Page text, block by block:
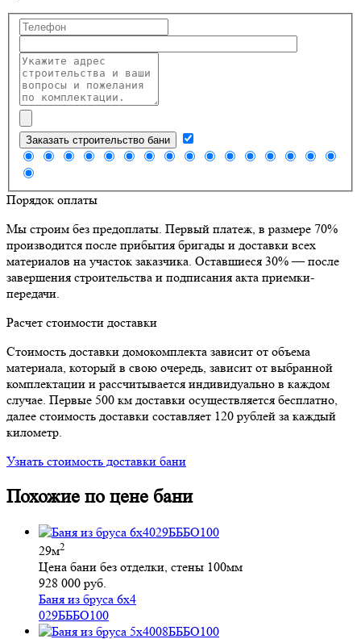
Заказать строительство бани
Порядок оплаты
Мы строим без предоплаты. Первый платеж, в размере 70%
производится после прибытия бригады и доставки всех
материалов на участок заказчика. Оставшиеся 30% — после
завершения строительства и подписания акта приемки-
передачи.
Расчет стоимости доставки
Стоимость доставки домокомплекта зависит от объема
материала, который в свою очередь, зависит от выбранной
комплектации и рассчитывается индивидуально в каждом
случае. Первые 500 км доставки осуществляется бесплатно,
далее стоимость доставки составляет 120 рублей за каждый
километр.
Узнать стоимость доставки бани
Похожие по цене бани
29м2
Цена бани без отделки, стены 100мм
928 000 руб.
Баня из бруса 6х4
029БББО100